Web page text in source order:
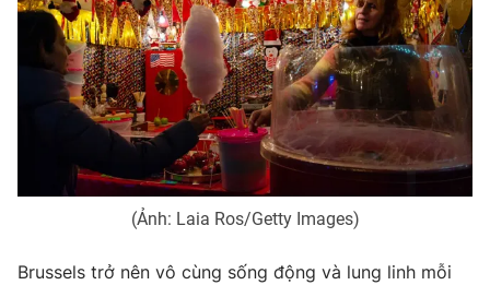
(Ảnh: Laia Ros/Getty Images)
Brussels trở nên vô cùng sống động và lung linh mỗi